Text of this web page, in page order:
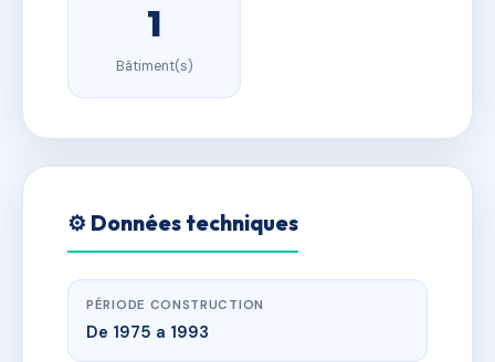
1
Bâtiment(s)
⚙️ Données techniques
PÉRIODE CONSTRUCTION
De 1975 a 1993